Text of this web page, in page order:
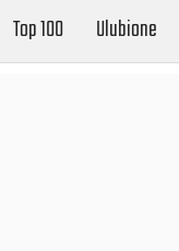
Top 100 Ulubione